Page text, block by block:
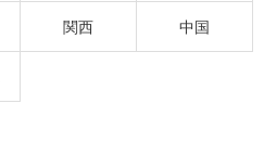
関西 中国